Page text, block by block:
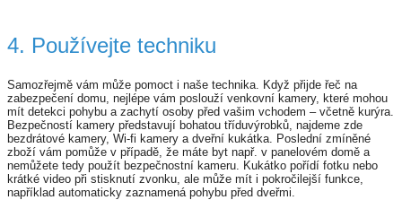
4. Používejte techniku
Samozřejmě vám může pomoct i naše technika. Když přijde řeč na
zabezpečení domu, nejlépe vám poslouží venkovní kamery, které mohou
mít detekci pohybu a zachytí osoby před vašim vchodem – včetně kurýra.
Bezpečností kamery představují bohatou tříduvýrobků, najdeme zde
bezdrátové kamery, Wi-fi kamery a dveřní kukátka. Poslední zmíněné
zboží vám pomůže v případě, že máte byt např. v panelovém domě a
nemůžete tedy použít bezpečnostní kameru. Kukátko pořídí fotku nebo
krátké video při stisknutí zvonku, ale může mít i pokročilejší funkce,
například automaticky zaznamená pohybu před dveřmi.